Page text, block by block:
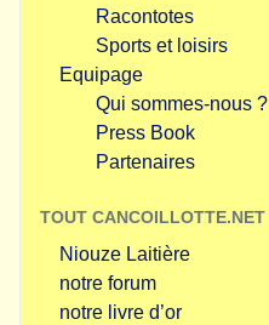
Racontotes
Sports et loisirs
Equipage
Qui sommes-nous ?
Press Book
Partenaires
TOUT CANCOILLOTTE.NET
Niouze Laitière
notre forum
notre livre d’or